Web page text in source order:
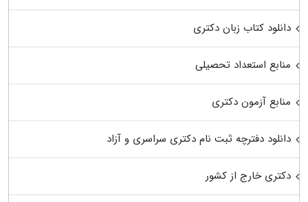
دانلود کتاب زبان دکتری
منابع استعداد تحصیلی
منابع آزمون دکتری
دانلود دفترچه ثبت نام دکتری سراسری و آزاد
دکتری خارج از کشور